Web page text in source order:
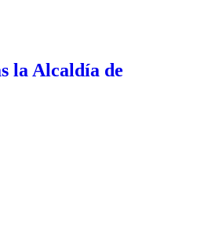
la Alcaldía de